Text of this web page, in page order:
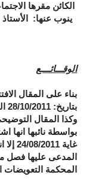
الكائن مقرها
ينوب عنها:
بصفتها
الوقـــائــــع
بناء على المقال
المدعى عليها فصل
المحكمة التعويضات